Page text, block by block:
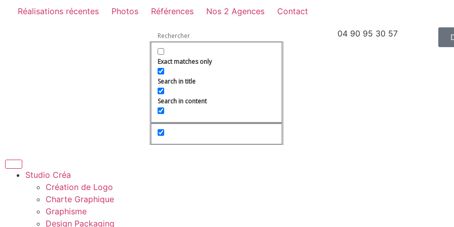
Réalisations récentes Photos Références Nos 2 Agences Contact
Exact matches only
Search in title
Search in content
04 90 95 30 57
Studio Créa
Création de Logo
Charte Graphique
Graphisme
Design Packaging